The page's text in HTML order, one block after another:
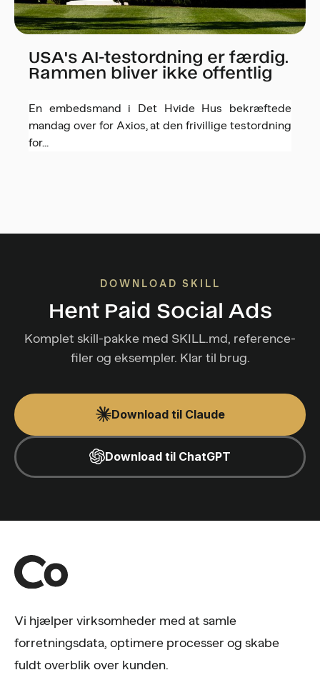
USA's AI-testordning er færdig.
Rammen bliver ikke offentlig
En embedsmand i Det Hvide Hus bekræftede
mandag over for Axios, at den frivillige testordning
for...
DOWNLOAD SKILL
Hent Paid Social Ads
Komplet skill-pakke med SKILL.md, reference-
filer og eksempler. Klar til brug.
Download til Claude
Download til ChatGPT
Vi hjælper virksomheder med at samle
forretningsdata, optimere processer og skabe
fuldt overblik over kunden.